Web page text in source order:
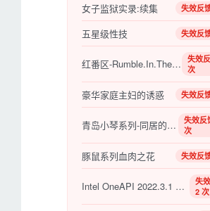
女子监狱实录:续集 失效反
五星级性技 失效反
红番区-Rumble.In.The.Bronx
失效
次
豪华家庭主妇的诱惑 失效反
青岛小琴系列-同居的乐趣
失效反
次
豚鼠系列血肉之花 失效反
Intel OneAPI 2022.3.1 Win/mac /linux
失
2 次